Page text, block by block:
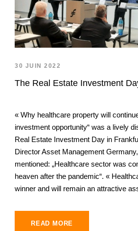
30 JUIN 2022
The Real Estate Investment
« Why healthcare property will
investment opportunity“ was a lively
Real Estate Investment Day in
Director Asset Management
mentioned: „Healthcare sector was
heaven after the pandemic“. «
winner and will remain an attractive
READ MORE